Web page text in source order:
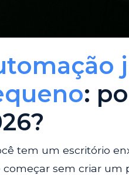
:
tem um escritório
começar sem criar um